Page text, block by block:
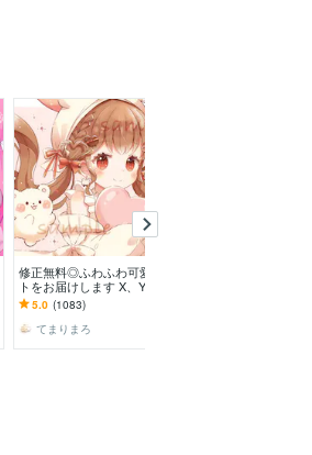
修正無料◎ふわふわ可愛いイラス
トをお届けします X、YouTube、
グッズなど様々な用途で使用可能
です◎
5.0 (1083)
てまりまろ